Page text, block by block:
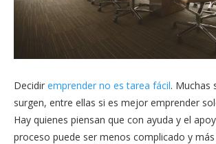
Decidir emprender no es tarea fácil. Muchas
surgen, entre ellas si es mejor emprender
Hay quienes piensan que con ayuda y el
proceso puede ser menos complicado y